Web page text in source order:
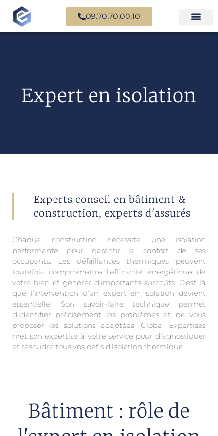
09.70.70.00.10
Expert en isolation
Experts conseil en bâtiment &
construction, experts d'assurés
Chaque construction nécessite une isolation
performante pour garantir le confort de ses
occupants. Les défaillances thermiques peuvent
toutefois compromettre l’efficacité énergétique de
votre bien et générer d’importants surcoûts. C’est là
que l’intervention d’un expert en isolation devient
essentielle. Son savoir-faire technique permet
d’identifier précisément les problèmes et de vous
proposer les solutions adaptées. Global Expertises
met son expertise à votre service pour diagnostiquer
et résoudre tous vos défis d’isolation thermique.
Bâtiment : rôle de